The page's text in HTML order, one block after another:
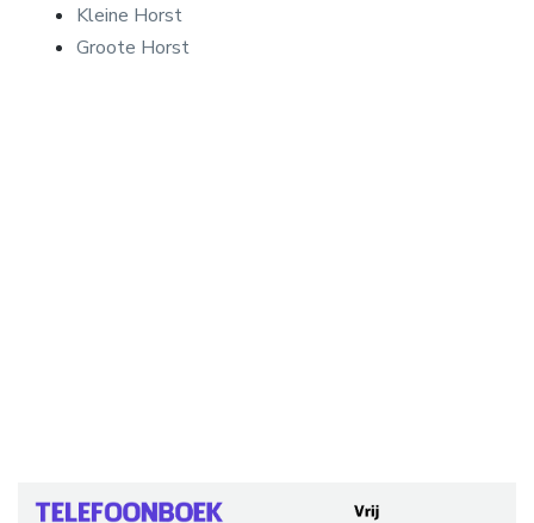
Kleine Horst
Groote Horst